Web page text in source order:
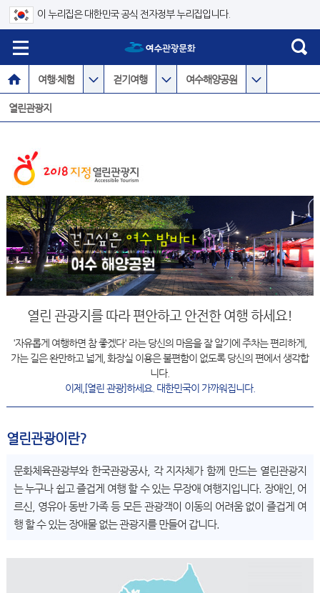
이 누리집은 대한민국 공식 전자정부 누리집입니다.
여행·체험 걷기여행 여수해양공원
열린관광지
열린 관광지를 따라 편안하고 안전한 여행 하세요!
'자유롭게 여행하면 참 좋겠다' 라는 당신의 마음을 잘 알기에 주차는 편리하게,
가는 길은 완만하고 넓게, 화장실 이용은 불편함이 없도록 당신의 편에서 생각합
니다.
이제,[열린 관광]하세요. 대한민국이 가까워집니다.
열린관광이란?
문화체육관광부와 한국관광공사, 각 지자체가 함께 만드는 열린관광지
는 누구나 쉽고 즐겁게 여행 할 수 있는 무장애 여행지입니다. 장애인, 어
르신, 영유아 동반 가족 등 모든 관광객이 이동의 어려움 없이 즐겁게 여
행 할 수 있는 장애물 없는 관광지를 만들어 갑니다.